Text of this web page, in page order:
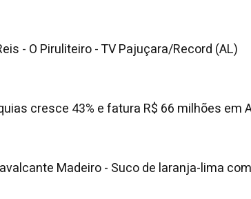
- O Piruliteiro - TV Pajuçara/Record (AL)
cresce 43% e fatura R$ 66 milhões em
Madeiro - Suco de laranja-lima